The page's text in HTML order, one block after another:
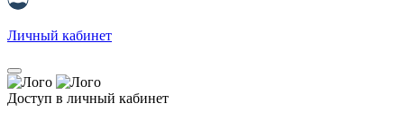
Личный кабинет
Доступ в личный кабинет